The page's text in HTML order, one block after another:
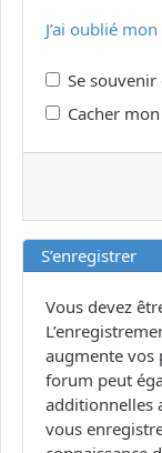
J’ai oublié
Se
Cacher
S’enregistrer
Vous devez
augmente vos
forum peut
additionnelles
vous